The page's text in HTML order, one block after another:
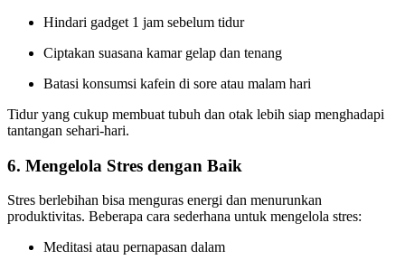
Hindari gadget 1 jam sebelum tidur
Ciptakan suasana kamar gelap dan tenang
Batasi konsumsi kafein di sore atau malam hari
Tidur yang cukup membuat tubuh dan otak lebih siap menghadapi
tantangan sehari-hari.
6. Mengelola Stres dengan Baik
Stres berlebihan bisa menguras energi dan menurunkan
produktivitas. Beberapa cara sederhana untuk mengelola stres:
Meditasi atau pernapasan dalam